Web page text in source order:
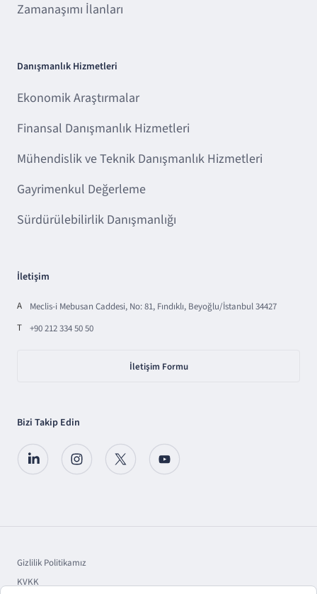
Zamanaşımı İlanları
Danışmanlık Hizmetleri
Ekonomik Araştırmalar
Finansal Danışmanlık Hizmetleri
Mühendislik ve Teknik Danışmanlık Hizmetleri
Gayrimenkul Değerleme
Sürdürülebilirlik Danışmanlığı
İletişim
A
Meclis-i Mebusan Caddesi, No: 81, Fındıklı, Beyoğlu/İstanbul 34427
T
+90 212 334 50 50
İletişim Formu
Bizi Takip Edin
Gizlilik Politikamız
KVKK